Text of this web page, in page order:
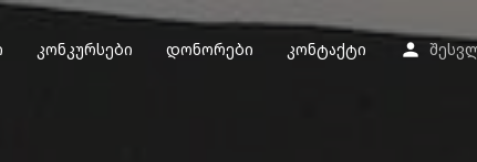
კონკურსები დონორები კონტაქტი